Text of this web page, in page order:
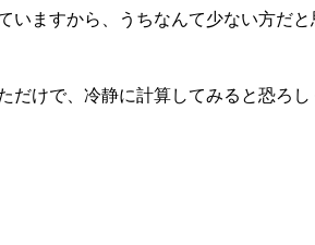
いますから、うちなんて少ない方だと
だけで、冷静に計算してみると恐ろし